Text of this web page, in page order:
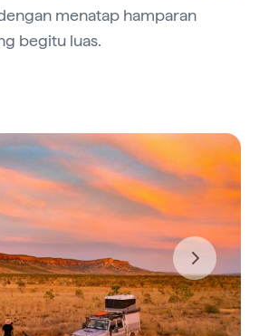
menatap hamparan
begitu luas.